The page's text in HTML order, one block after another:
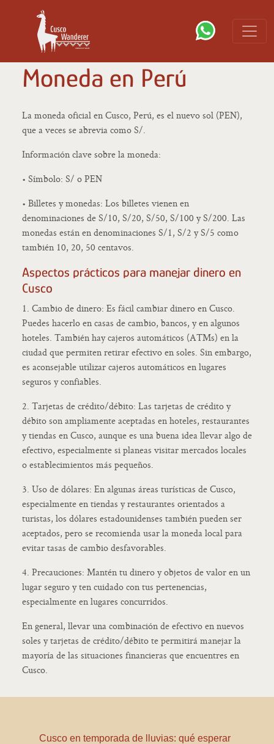
Moneda en Perú
La moneda oficial en Cusco, Perú, es el nuevo sol (PEN),
que a veces se abrevia como S/.
Información clave sobre la moneda:
• Símbolo: S/ o PEN
• Billetes y monedas: Los billetes vienen en
denominaciones de S/10, S/20, S/50, S/100 y S/200. Las
monedas están en denominaciones S/1, S/2 y S/5 como
también 10, 20, 50 centavos.
Aspectos prácticos para manejar dinero en
Cusco
1. Cambio de dinero: Es fácil cambiar dinero en Cusco.
Puedes hacerlo en casas de cambio, bancos, y en algunos
hoteles. También hay cajeros automáticos (ATMs) en la
ciudad que permiten retirar efectivo en soles. Sin embargo,
es aconsejable utilizar cajeros automáticos en lugares
seguros y confiables.
2. Tarjetas de crédito/débito: Las tarjetas de crédito y
débito son ampliamente aceptadas en hoteles, restaurantes
y tiendas en Cusco, aunque es una buena idea llevar algo de
efectivo, especialmente si planeas visitar mercados locales
o establecimientos más pequeños.
3. Uso de dólares: En algunas áreas turísticas de Cusco,
especialmente en tiendas y restaurantes orientados a
turistas, los dólares estadounidenses también pueden ser
aceptados, pero se recomienda usar la moneda local para
evitar tasas de cambio desfavorables.
4. Precauciones: Mantén tu dinero y objetos de valor en un
lugar seguro y ten cuidado con tus pertenencias,
especialmente en lugares concurridos.
En general, llevar una combinación de efectivo en nuevos
soles y tarjetas de crédito/débito te permitirá manejar la
mayoría de las situaciones financieras que encuentres en
Cusco.
Cusco en temporada de lluvias: qué esperar